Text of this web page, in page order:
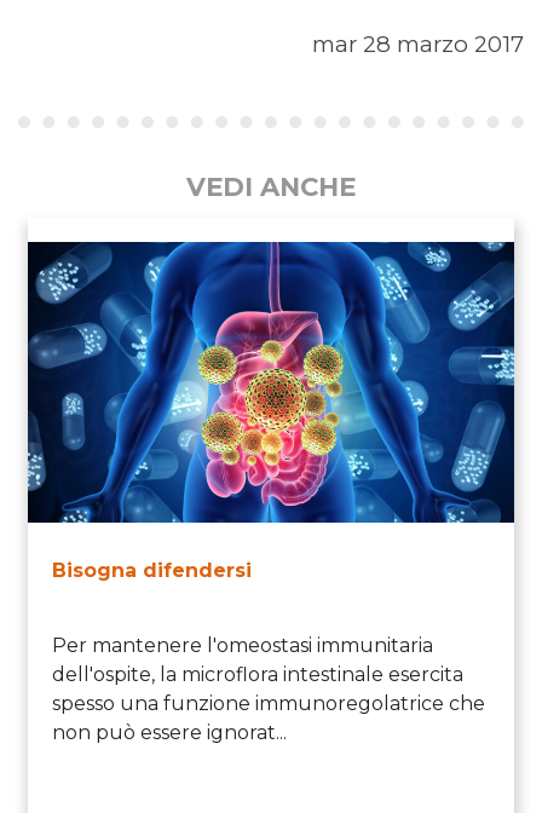
mar 28 marzo 2017
VEDI ANCHE
Bisogna difendersi
Per mantenere l'omeostasi immunitaria
dell'ospite, la microflora intestinale esercita
spesso una funzione immunoregolatrice che
non può essere ignorat...